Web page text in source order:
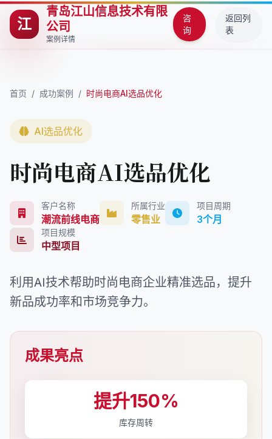
江
青岛江山信息技术有限
公司
案例详情
咨
询
返回列
表
首页 / 成功案例 / 时尚电商AI选品优化
AI选品优化
时尚电商AI选品优化
客户名称
潮流前线电商
所属行业
零售业
项目周期
3个月
项目规模
中型项目
利用AI技术帮助时尚电商企业精准选品，提升
新品成功率和市场竞争力。
成果亮点
提升150%
库存周转